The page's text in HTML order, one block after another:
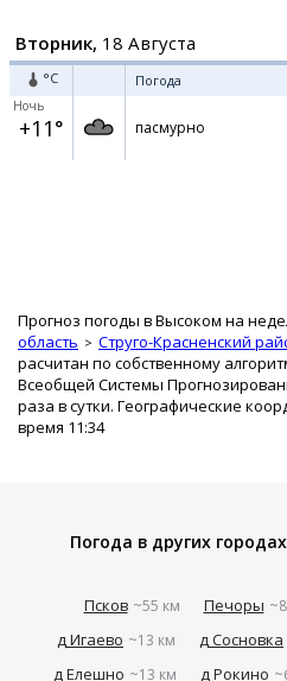
Вторник, 18 Августа
°C Погода
Ночь
+11° пасмурно
Прогноз погоды в Высоком на
область
Струго-Красненский
расчитан по собственному
Всеобщей Системы
раза в сутки. Географические
время 11:34
Погода в других
Псков ~55 км Печоры
д Игаево ~13 км д Сосновка
д Елешно ~13 км д Рокино